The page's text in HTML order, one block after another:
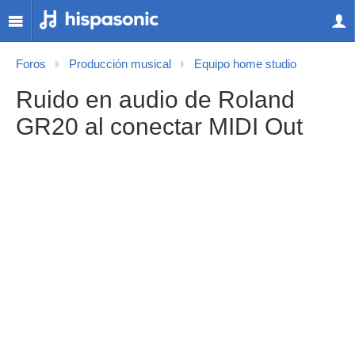
Foros Producción musical Equipo home studio
Ruido en audio de Roland
GR20 al conectar MIDI Out